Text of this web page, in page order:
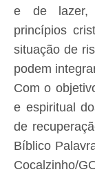
e de lazer,
princípios
situação de
podem
Com o
e espiritual
de
Bíblico
Cocalzinho/